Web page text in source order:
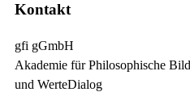
Kontakt
gfi gGmbH
Akademie für Philosophische
und WerteDialog